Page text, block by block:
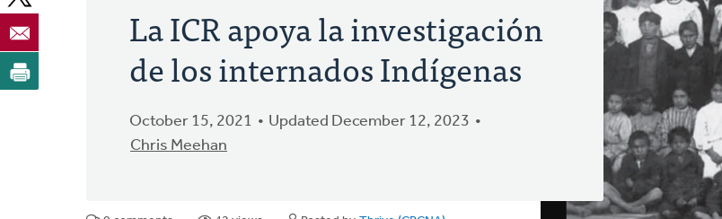
La ICR apoya la investigación
de los internados Indígenas
October 15, 2021
Updated December 12, 2023
Chris Meehan